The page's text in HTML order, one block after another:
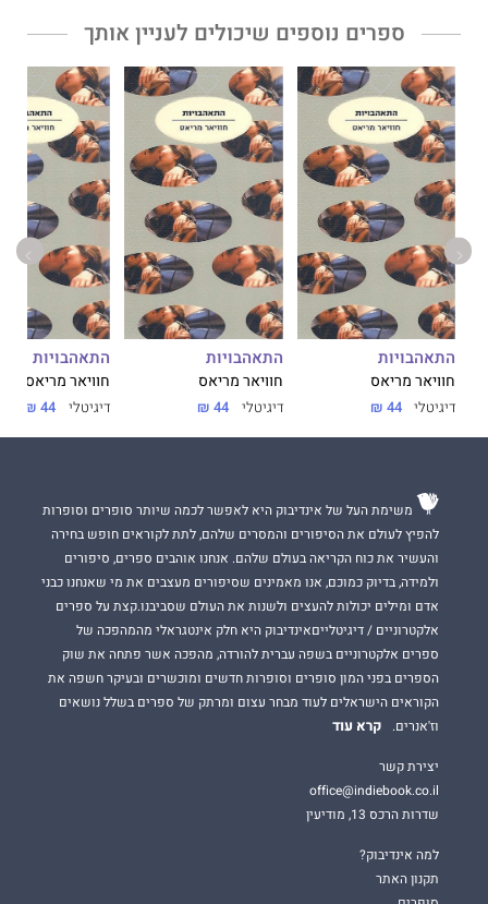
ספרים נוספים שיכולים לעניין אותך
התאהבויות
חוויאר מריאס
דיגיטלי 44 ₪
התאהבויות
חוויאר מריאס
דיגיטלי 44 ₪
התאהבויות
חוויאר מריאס
דיגיטלי 44 ₪
משימת העל של אינדיבוק היא לאפשר לכמה שיותר סופרים וסופרות
להפיץ לעולם את הסיפורים והמסרים שלהם, לתת לקוראים חופש בחירה
והעשיר את כוח הקריאה בעולם שלהם. אנחנו אוהבים ספרים, סיפורים
ולמידה, בדיוק כמוכם, אנו מאמינים שסיפורים מעצבים את מי שאנחנו כבני
אדם ומילים יכולות להעצים ולשנות את העולם שסביבנו.קצת על ספרים
אלקטרוניים / דיגיטלייםאינדיבוק היא חלק אינטגראלי מהמהפכה של
ספרים אלקטרוניים בשפה עברית להורדה, מהפכה אשר פתחה את שוק
הספרים בפני המון סופרים וסופרות חדשים ומוכשרים ובעיקר חשפה את
הקוראים הישראלים לעוד מבחר עצום ומרתק של ספרים בשלל נושאים
וז'אנרים.
קרא עוד
יצירת קשר
office@indiebook.co.il
שדרות הרכס 13, מודיעין
למה אינדיבוק?
תקנון האתר